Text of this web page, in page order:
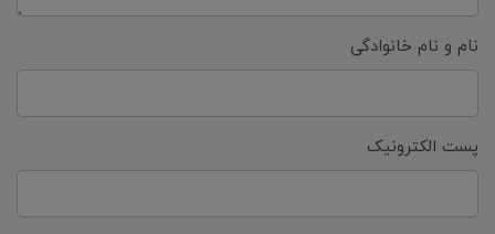
نام و نام خانوادگی
پست الکترونیک